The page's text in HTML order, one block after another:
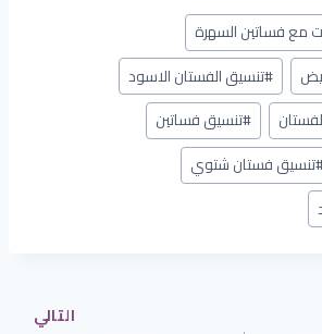
مع فساتين السهرة
#تنسيق الفستان الاسود
#تنسيق فساتين
تنسيق فستان شتوي
التالي